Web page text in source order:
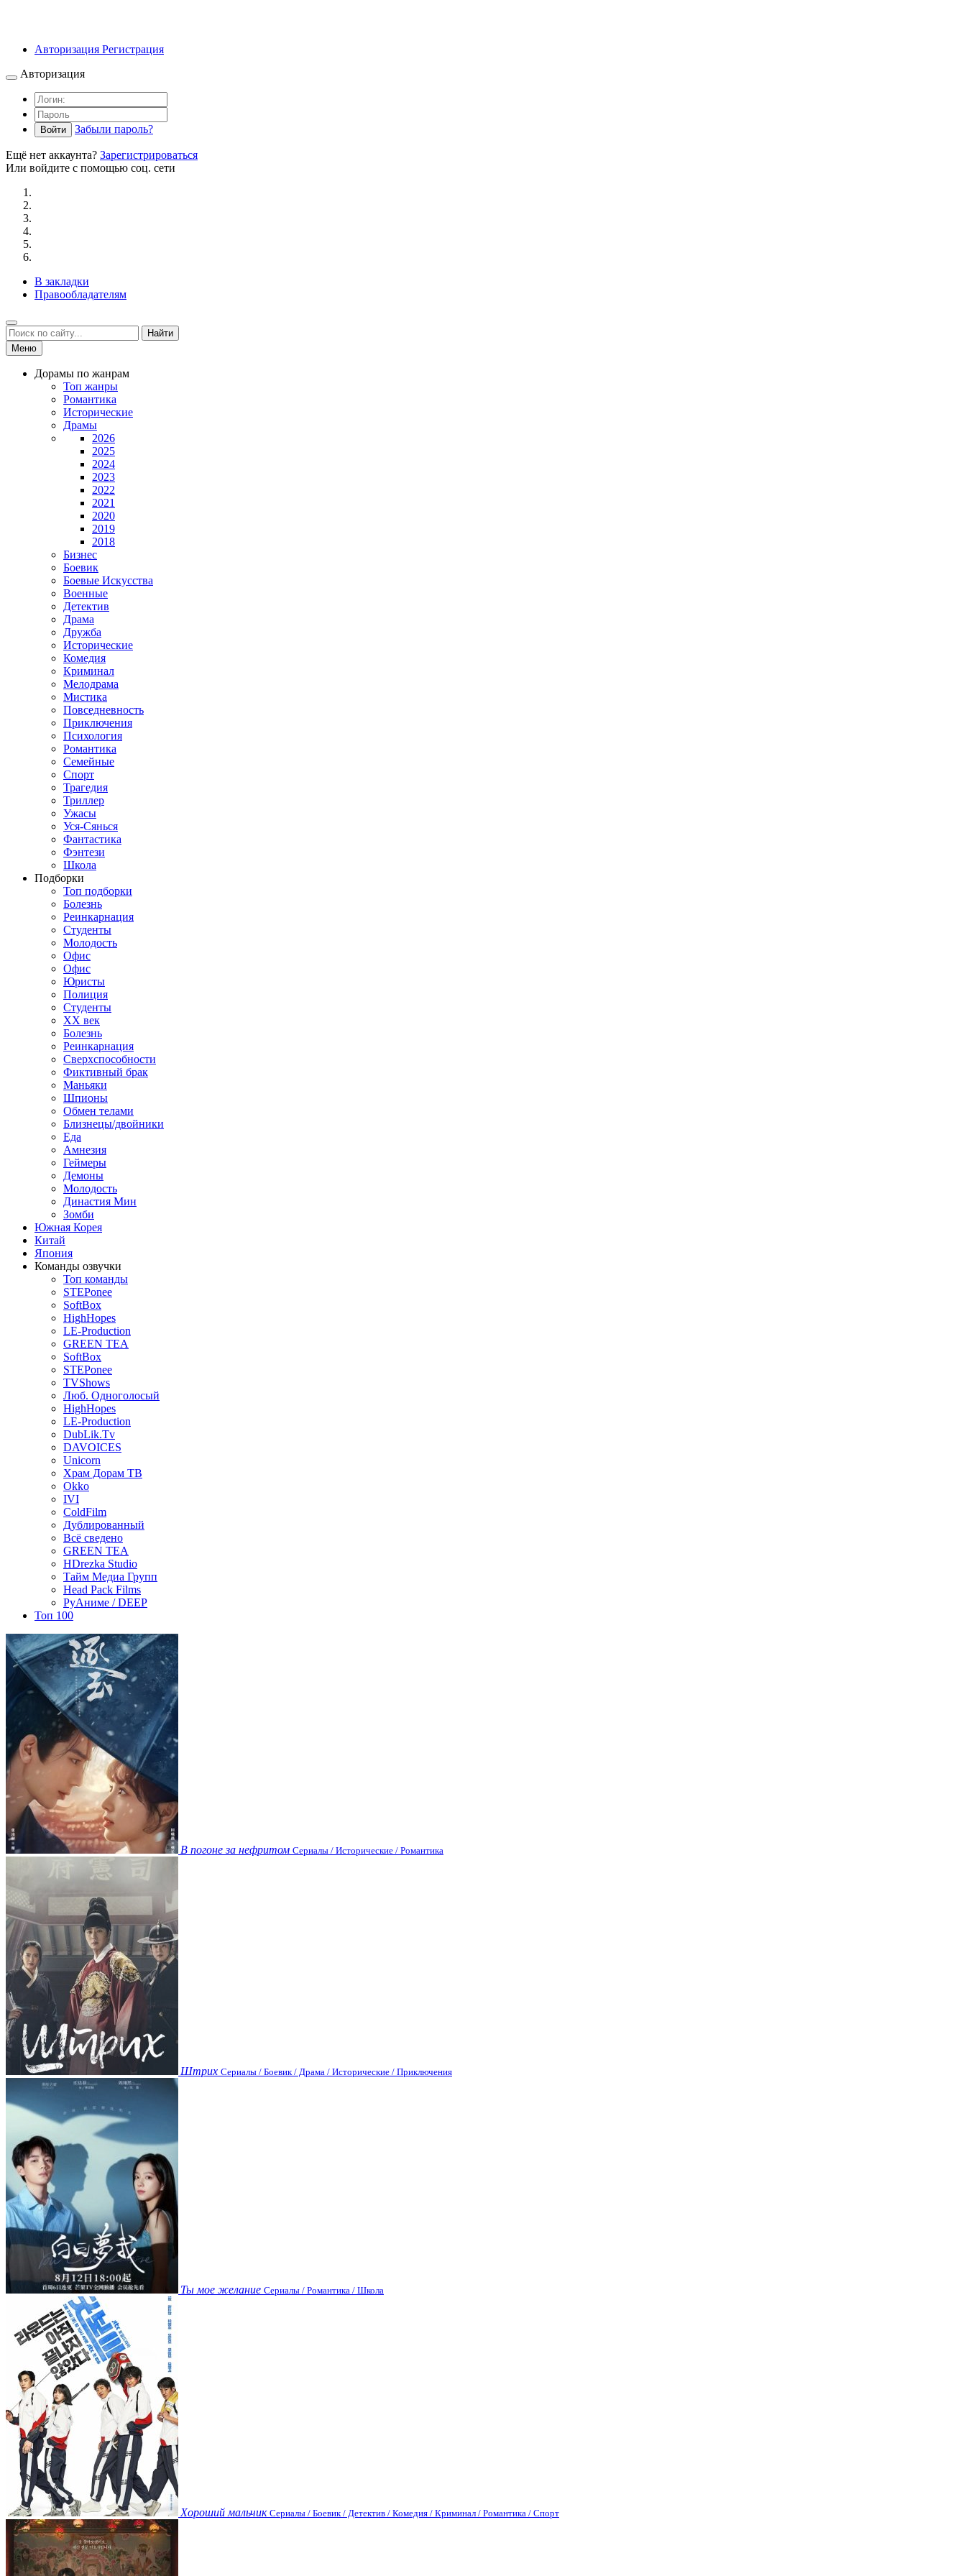
Авторизация Регистрация
Авторизация
Войти Забыли пароль?
Ещё нет аккаунта? Зарегистрироваться
Или войдите с помощью соц. сети
В закладки
Правообладателям
Найти
Меню
Дорамы по жанрам
Топ жанры
Романтика
Исторические
Драмы
2026
2025
2024
2023
2022
2021
2020
2019
2018
Бизнес
Боевик
Боевые Искусства
Военные
Детектив
Драма
Дружба
Исторические
Комедия
Криминал
Мелодрама
Мистика
Повседневность
Приключения
Психология
Романтика
Семейные
Спорт
Трагедия
Триллер
Ужасы
Уся-Сянься
Фантастика
Фэнтези
Школа
Подборки
Топ подборки
Болезнь
Реинкарнация
Студенты
Молодость
Офис
Офис
Юристы
Полиция
Студенты
ХХ век
Болезнь
Реинкарнация
Сверхспособности
Фиктивный брак
Маньяки
Шпионы
Обмен телами
Близнецы/двойники
Еда
Амнезия
Геймеры
Демоны
Молодость
Династия Мин
Зомби
Южная Корея
Китай
Япония
Команды озвучки
Топ команды
STEPonee
SoftBox
HighHopes
LE-Production
GREEN TEA
SoftBox
STEPonee
TVShows
Люб. Одноголосый
HighHopes
LE-Production
DubLik.Tv
DAVOICES
Unicorn
Храм Дорам ТВ
Okko
IVI
ColdFilm
Дублированный
Всё сведено
GREEN TEA
HDrezka Studio
Тайм Медиа Групп
Head Pack Films
РуАниме / DEEP
Топ 100
В погоне за нефритом Сериалы / Исторические / Романтика
Штрих Сериалы / Боевик / Драма / Исторические / Приключения
Ты мое желание Сериалы / Романтика / Школа
Хороший мальчик Сериалы / Боевик / Детектив / Комедия / Криминал / Романтика / Спорт